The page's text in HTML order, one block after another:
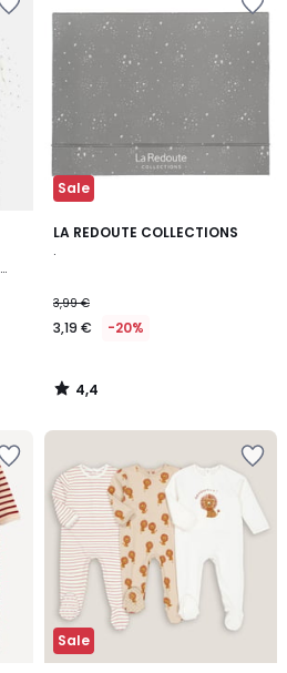
Sale
LA REDOUTE COLLECTIONS
.
3,99 €
3,19 € -20%
4,4
4,4
/
Sale